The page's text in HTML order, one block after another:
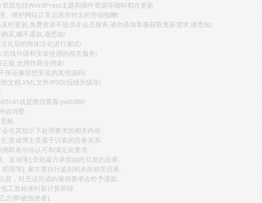
源包括WordPress主题和插件资源等随时都在更新
、维护网站正常运营所付出的劳动报酬!
时更新,免费资源不提供非会员服务,请勿添加客服获取更新需求,请悉知!
买,概不退款,请悉知!
化后的简体汉化进行测试!
续升级和安装使用的相关服务!
版,勿用作商业用途!
保证兼容您安装的其他源码!
文档.XML文件/PSD/后续升级等!
或是微信客服:ywb386!
动消费.
献.
在其指示下处理要求的相关内容.
,形成博主受雇于访客的劳务关系.
即表示你认可和满足此要求.
反动等],否则雇方承担由此引发的后果.
罪等], 雇方需自行鉴别和承担相关后果.
前，对无法完成的雇佣要求会给予退款.
工资标准时薪计算所得.
方[即被指使者].